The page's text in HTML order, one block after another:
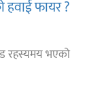
हवाई फायर ?
रहस्यमय भएको